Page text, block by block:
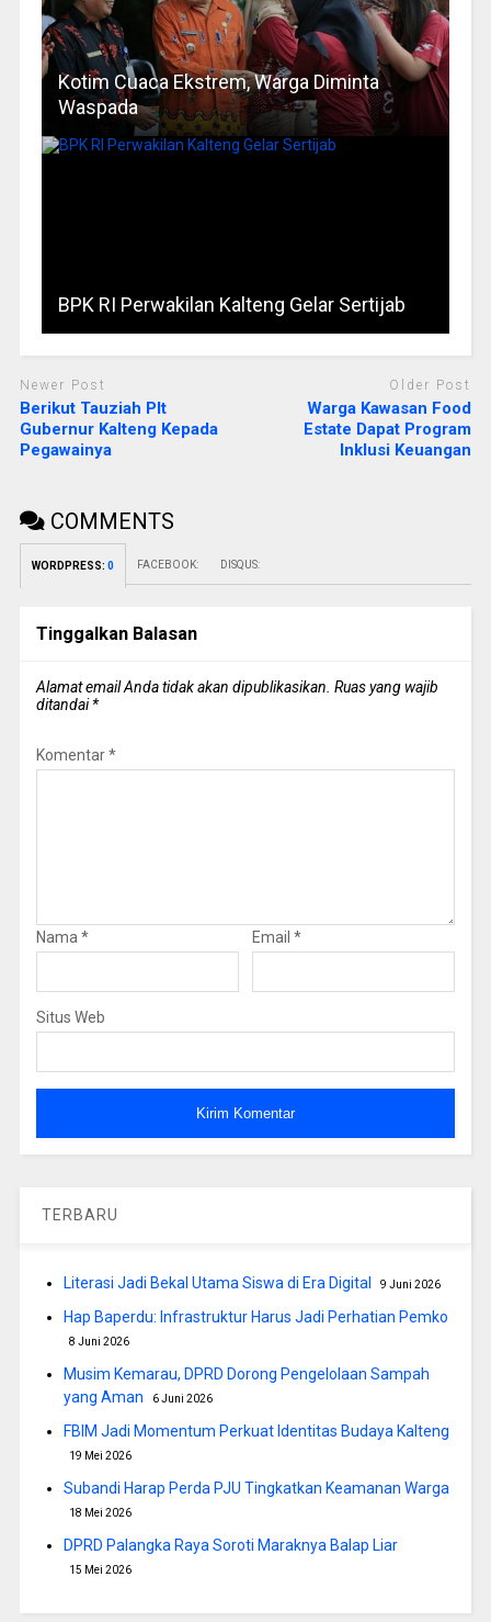
Kotim Cuaca Ekstrem, Warga Diminta
Waspada
BPK RI Perwakilan Kalteng Gelar Sertijab
Newer Post
Berikut Tauziah Plt
Gubernur Kalteng Kepada
Pegawainya
Older Post
Warga Kawasan Food
Estate Dapat Program
Inklusi Keuangan
COMMENTS
WORDPRESS: 0 FACEBOOK: DISQUS:
Tinggalkan Balasan
Alamat email Anda tidak akan dipublikasikan. Ruas yang wajib
ditandai*
Komentar*
Nama * Email *
Situs Web
TERBARU
Literasi Jadi Bekal Utama Siswa di Era Digital 9 Juni 2026
Hap Baperdu: Infrastruktur Harus Jadi Perhatian Pemko
8 Juni 2026
Musim Kemarau, DPRD Dorong Pengelolaan Sampah
yang Aman
6 Juni 2026
FBIM Jadi Momentum Perkuat Identitas Budaya Kalteng
19 Mei 2026
Subandi Harap Perda PJU Tingkatkan Keamanan Warga
18 Mei 2026
DPRD Palangka Raya Soroti Maraknya Balap Liar
15 Mei 2026